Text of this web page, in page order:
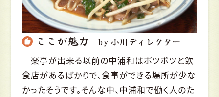
ここが魅力 by 小川ディレクター
楽亭が出来る以前の中浦和はポツポツと飲
食店があるばかりで、食事ができる場所が少な
かったそうです。そんな中、中浦和で働く人のた